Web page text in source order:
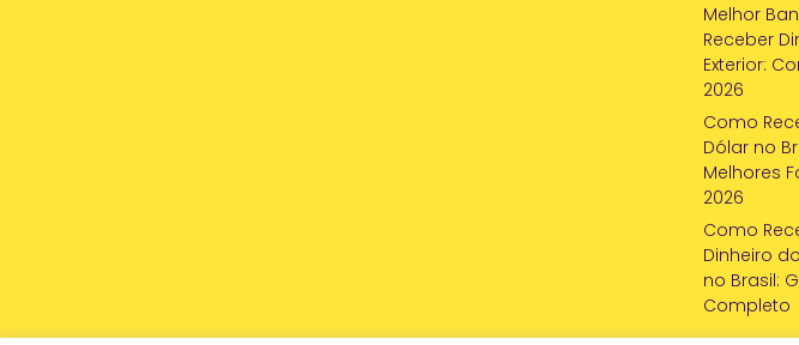
Melhor
Receber
Exterior:
2026
Como
Dólar no
Melhores
2026
Como
Dinheiro
no Brasil:
Completo